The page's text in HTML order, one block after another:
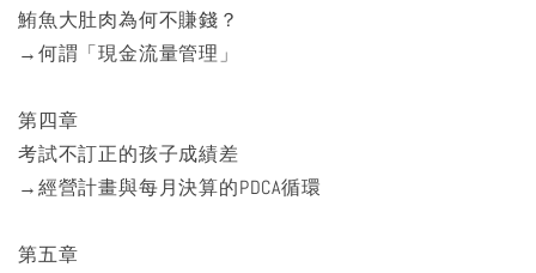
鮪魚大肚肉為何不賺錢？
→何謂「現金流量管理」
第四章
考試不訂正的孩子成績差
→經營計畫與每月決算的PDCA循環
第五章